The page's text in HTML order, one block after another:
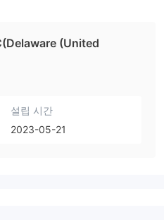
(United
설립 시간
2023-05-21